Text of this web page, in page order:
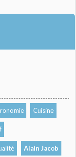
Cuisine
Alain Jacob